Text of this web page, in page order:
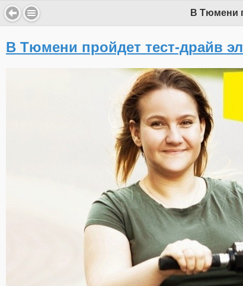
В Тюмени
В Тюмени пройдет тест-драйв